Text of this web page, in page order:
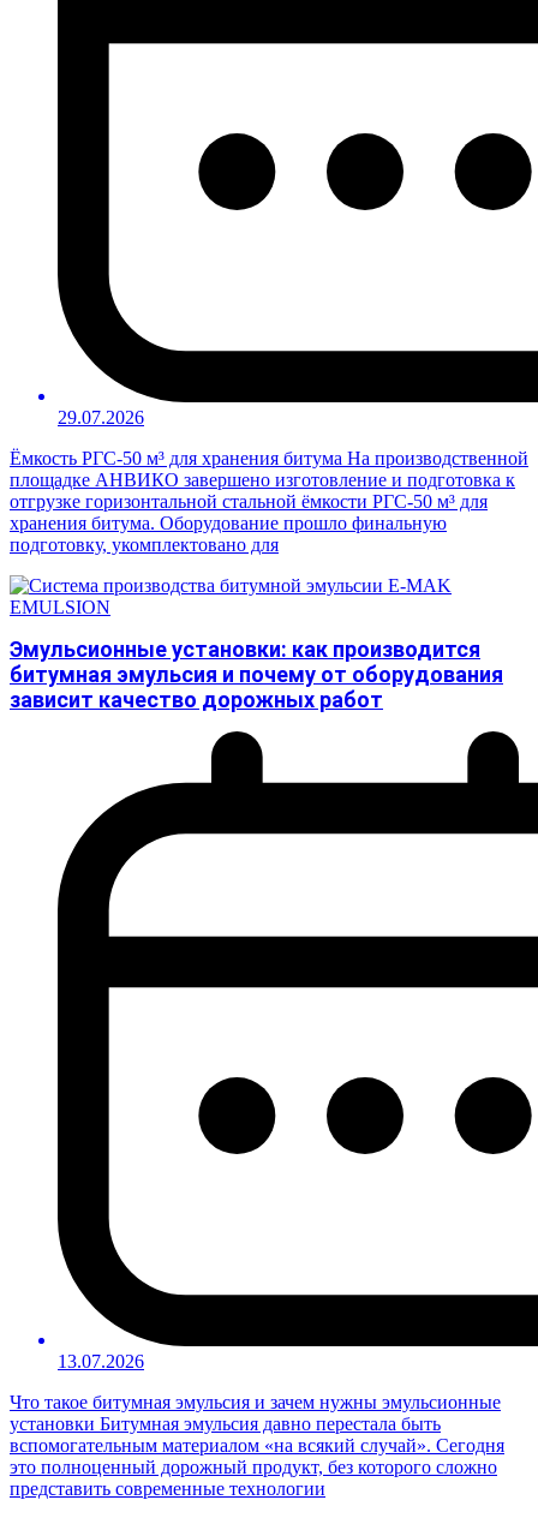
29.07.2026
Ёмкость РГС-50 м³ для хранения битума На производственной
площадке АНВИКО завершено изготовление и подготовка к
отгрузке горизонтальной стальной ёмкости РГС-50 м³ для
хранения битума. Оборудование прошло финальную
подготовку, укомплектовано для
Эмульсионные установки: как производится
битумная эмульсия и почему от оборудования
зависит качество дорожных работ
13.07.2026
Что такое битумная эмульсия и зачем нужны эмульсионные
установки Битумная эмульсия давно перестала быть
вспомогательным материалом «на всякий случай». Сегодня
это полноценный дорожный продукт, без которого сложно
представить современные технологии